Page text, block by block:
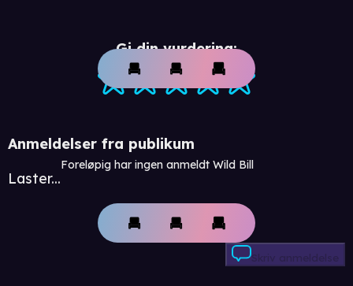
Gi din vurdering:
Anmeldelser fra publikum
Laster...
Foreløpig har ingen anmeldt Wild Bill
Skriv anmeldelse